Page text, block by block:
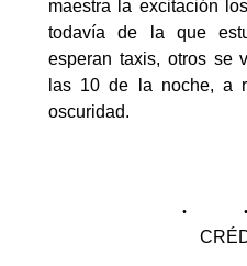
maestra la excitación
todavía de la que
esperan taxis, otros se
las 10 de la noche, a
oscuridad.